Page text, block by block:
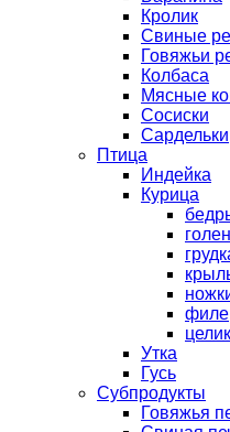
Кролик
Свиные
Говяжьи
Колбаса
Мясные
Сосиски
Сардельки
Птица
Индейка
Курица
филе
Утка
Гусь
Субпродукты
Говяжья